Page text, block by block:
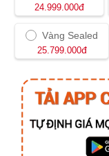
24.999.000đ
Vàng Sealed
25.799.000đ